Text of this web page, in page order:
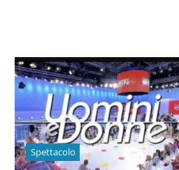
Spettacolo